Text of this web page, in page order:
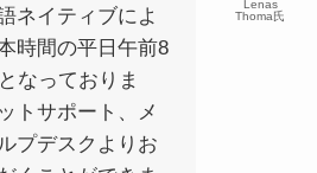
Lenas
Thoma氏
ネイティブによ
時間の平日午前8
なっておりま
トサポート、メ
プデスクよりお